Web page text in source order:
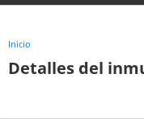
Inicio
Detalles del